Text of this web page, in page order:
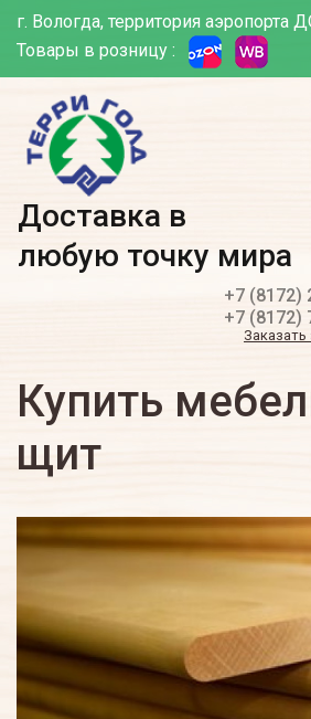
г. Вологда, территория аэропорта
Товары в розницу :
Доставка в
любую точку мира
+7 (8172)
+7 (8172)
Купить
щ­ит